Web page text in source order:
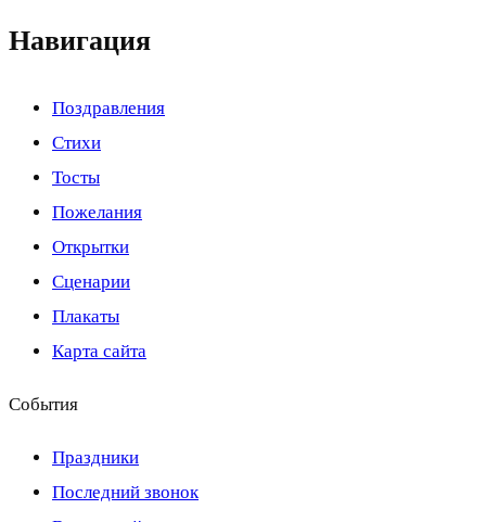
Навигация
Поздравления
Стихи
Тосты
Пожелания
Открытки
Сценарии
Плакаты
Карта сайта
События
Праздники
Последний звонок